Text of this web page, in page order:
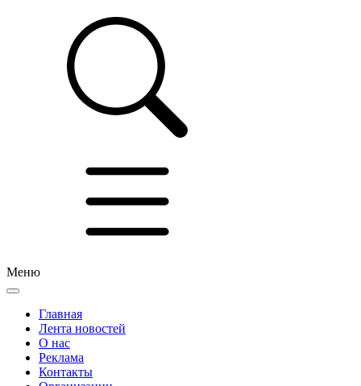
Меню
Главная
Лента новостей
О нас
Реклама
Контакты